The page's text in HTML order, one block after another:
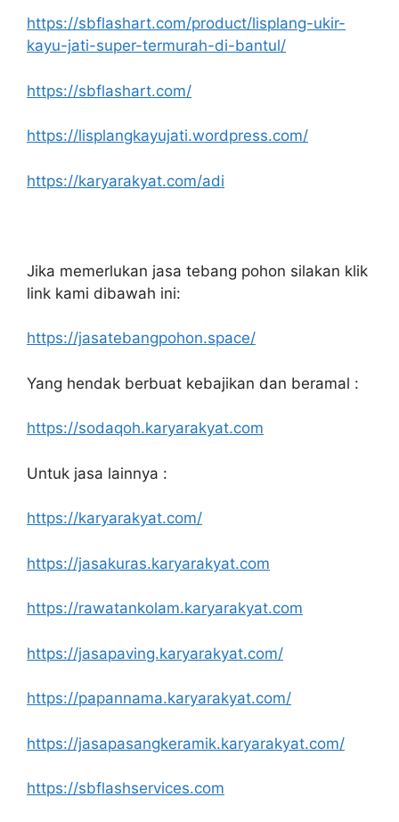
https://sbflashart.com/product/lisplang-ukir-
kayu-jati-super-termurah-di-bantul/
https://sbflashart.com/
https://lisplangkayujati.wordpress.com/
https://karyarakyat.com/adi
Jika memerlukan jasa tebang pohon silakan klik
link kami dibawah ini:
https://jasatebangpohon.space/
Yang hendak berbuat kebajikan dan beramal :
https://sodaqoh.karyarakyat.com
Untuk jasa lainnya :
https://karyarakyat.com/
https://jasakuras.karyarakyat.com
https://rawatankolam.karyarakyat.com
https://jasapaving.karyarakyat.com/
https://papannama.karyarakyat.com/
https://jasapasangkeramik.karyarakyat.com/
https://sbflashservices.com